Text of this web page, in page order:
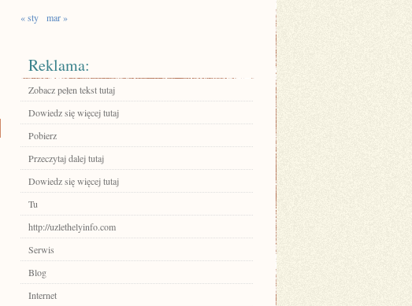
« sty mar »
Reklama:
Zobacz pełen tekst tutaj
Dowiedz się więcej tutaj
Pobierz
Przeczytaj dalej tutaj
Dowiedz się więcej tutaj
Tu
http://uzlethelyinfo.com
Serwis
Blog
Internet